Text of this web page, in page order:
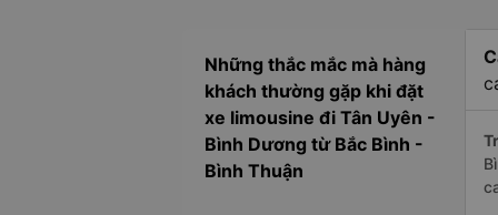
Những thắc mắc mà hàng
khách thường gặp khi đặt
xe limousine đi Tân Uyên -
Bình Dương từ Bắc Bình -
Bình Thuận